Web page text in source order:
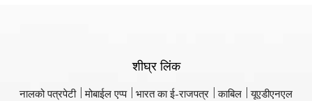
शीघ्र लिंक
नालको पत्रपेटी मोबाईल एप्प भारत का ई-राजपत्र काबिल
यूएडीएनएल